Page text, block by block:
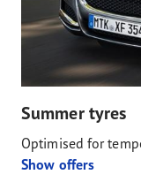
Summer tyres
Optimised for
Show offers